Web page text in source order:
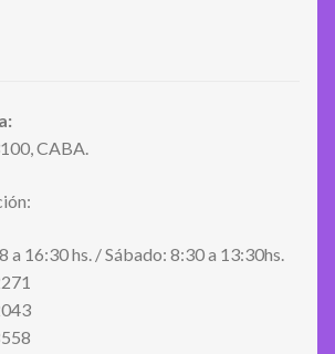
CABA.
a 16:30 hs. / Sábado: 8:30 a 13:30hs.